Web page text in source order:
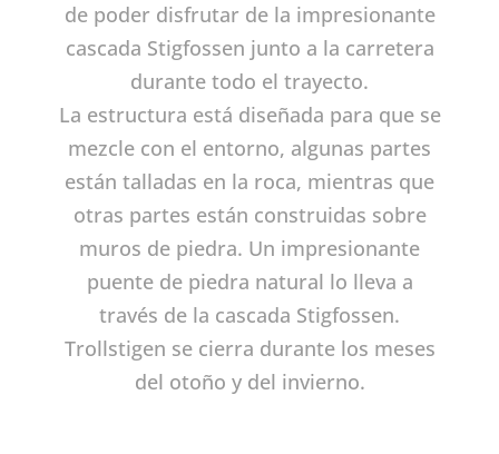
de poder disfrutar de la impresionante
cascada Stigfossen junto a la carretera
durante todo el trayecto.
La estructura está diseñada para que se
mezcle con el entorno, algunas partes
están talladas en la roca, mientras que
otras partes están construidas sobre
muros de piedra. Un impresionante
puente de piedra natural lo lleva a
través de la cascada Stigfossen.
Trollstigen se cierra durante los meses
del otoño y del invierno.